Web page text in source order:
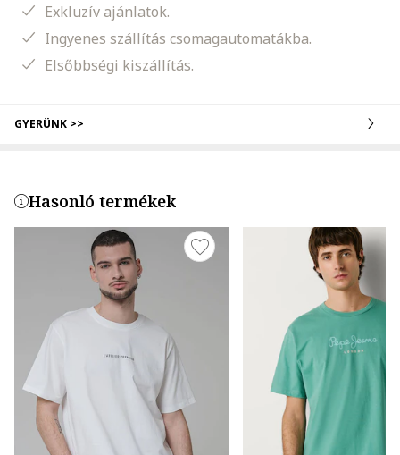
Exkluzív ajánlatok.
Ingyenes szállítás csomagautomatákba.
Elsőbbségi kiszállítás.
GYERÜNK >>
Hasonló termékek